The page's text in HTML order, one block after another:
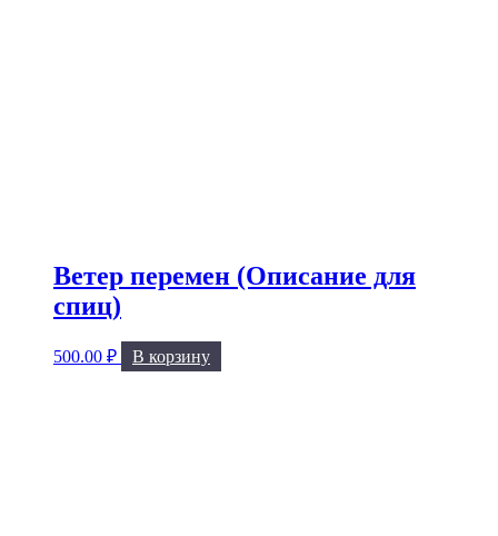
Ветер перемен (Описание для
спиц)
500.00 ₽ В корзину